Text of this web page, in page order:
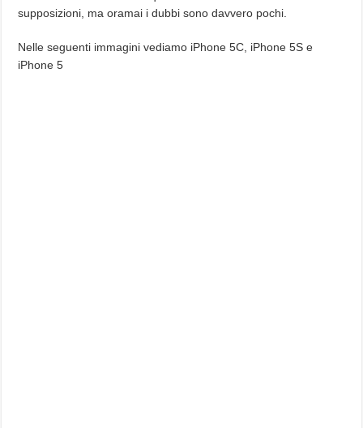
supposizioni, ma oramai i dubbi sono davvero pochi.
Nelle seguenti immagini vediamo iPhone 5C, iPhone 5S e
iPhone 5